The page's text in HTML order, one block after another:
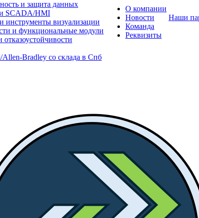
и защита данных
SCADA/HMI
инструменты визуализации
и функциональные модули
Bradley со склада в Спб
О компании
Новости
Команда
Реквизиты
Наши